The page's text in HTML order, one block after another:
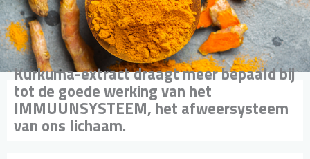
Kurkuma-extract draagt meer bepaald bij
tot de goede werking van het
IMMUUNSYSTEEM, het afweersysteem
van ons lichaam.